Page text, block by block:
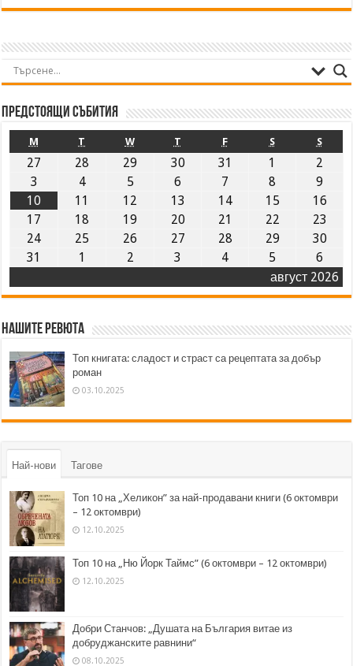
Предстоящи събития
август 2026
M T W T F S S
27 28 29 30 31 1
2
3
4 5 6 7 8
9
10
11 12 13 14 15
16
17
18 19 20 21 22
23
24
25 26 27 28 29
30
31
1 2 3 4 5 6
Нашите ревюта
Топ книгата: сладост и страст са рецептата за добър
роман
03.10.2025
Най-нови Тагове
Топ 10 на „Хеликон” за най-продавани книги (6 октомври
– 12 октомври)
12.10.2025
Топ 10 на „Ню Йорк Таймс” (6 октомври – 12 октомври)
12.10.2025
Добри Станчов: „Душата на България витае из
добруджанските равнини“
08.10.2025